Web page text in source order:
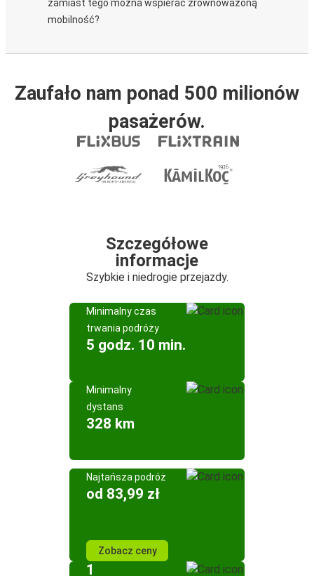
zamiast tego można wspierać zrównoważoną
mobilność?
Zaufało nam ponad 500 milionów
pasażerów.
Szczegółowe
informacje
Szybkie i niedrogie przejazdy.
Minimalny czas
trwania podróży
5 godz. 10 min.
Minimalny
dystans
328 km
Najtańsza podróż
od 83,99 zł
Zobacz ceny
1